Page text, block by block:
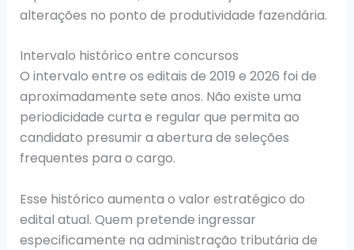
alterações no ponto de produtividade fazendária.
Intervalo histórico entre concursos
O intervalo entre os editais de 2019 e 2026 foi de
aproximadamente sete anos. Não existe uma
periodicidade curta e regular que permita ao
candidato presumir a abertura de seleções
frequentes para o cargo.
Esse histórico aumenta o valor estratégico do
edital atual. Quem pretende ingressar
especificamente na administração tributária de